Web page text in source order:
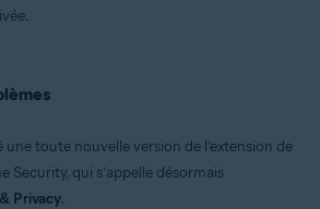
toute nouvelle version de l’extension de
Security, qui s’appelle désormais
Privacy.